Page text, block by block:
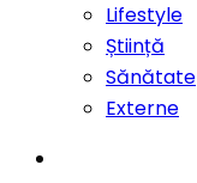
Lifestyle
Știință
Sănătate
Externe